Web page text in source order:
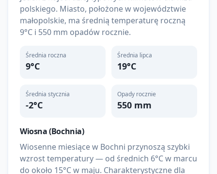
polskiego. Miasto, położone w województwie
małopolskie, ma średnią temperaturę roczną
9°C i 550 mm opadów rocznie.
Średnia roczna
9°C
Średnia lipca
19°C
Średnia stycznia
-2°C
Opady rocznie
550 mm
Wiosna (Bochnia)
Wiosenne miesiące w Bochni przynoszą szybki
wzrost temperatury — od średnich 6°C w marcu
do około 15°C w maju. Charakterystyczne dla